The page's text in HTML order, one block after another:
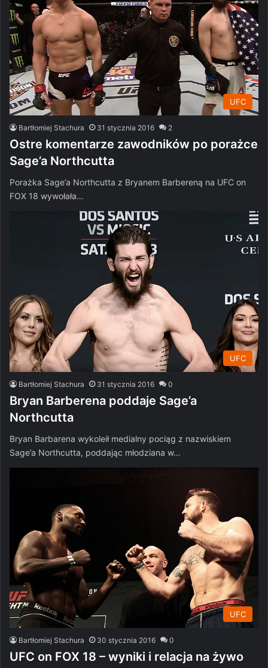
UFC
Bartłomiej Stachura 31 stycznia 2016 2
Ostre komentarze zawodników po porażce
Sage’a Northcutta
Porażka Sage’a Northcutta z Bryanem Barbereną na UFC on
FOX 18 wywołała…
UFC
Bartłomiej Stachura 31 stycznia 2016 0
Bryan Barberena poddaje Sage’a
Northcutta
Bryan Barbarena wykoleił medialny pociąg z nazwiskiem
Sage’a Northcutta, poddając młodziana w…
UFC
Bartłomiej Stachura 30 stycznia 2016 0
UFC on FOX 18 – wyniki i relacja na żywo